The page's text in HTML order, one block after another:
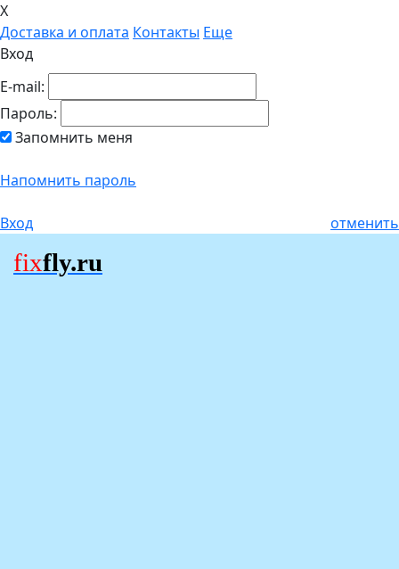
X
Доставка и оплата Контакты Еще
Вход
E-mail:
Пароль:
Запомнить меня
Напомнить пароль
Вход отменить
fixfly.ru